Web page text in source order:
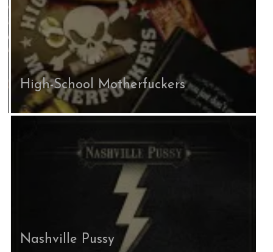
High-School Motherfuckers
Nashville Pussy